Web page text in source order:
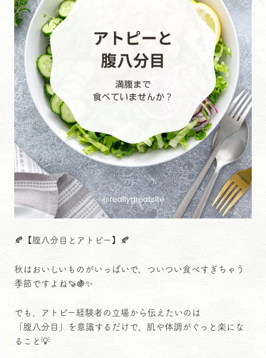
🍂【腹八分目とアトピー】🍂
秋はおいしいものがいっぱいで、ついつい食べすぎちゃう
季節ですよね🍠🍇✨
でも、アトピー経験者の立場から伝えたいのは
「腹八分目」を意識するだけで、肌や体調がぐっと楽にな
ること💡